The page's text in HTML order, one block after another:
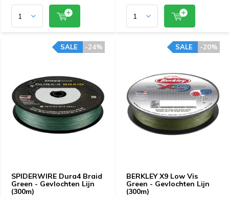
SPIDERWIRE Dura4 Braid
Green - Gevlochten Lijn
(300m)
-24%
SALE
BERKLEY X9 Low Vis
Green - Gevlochten Lijn
(300m)
-20%
SALE